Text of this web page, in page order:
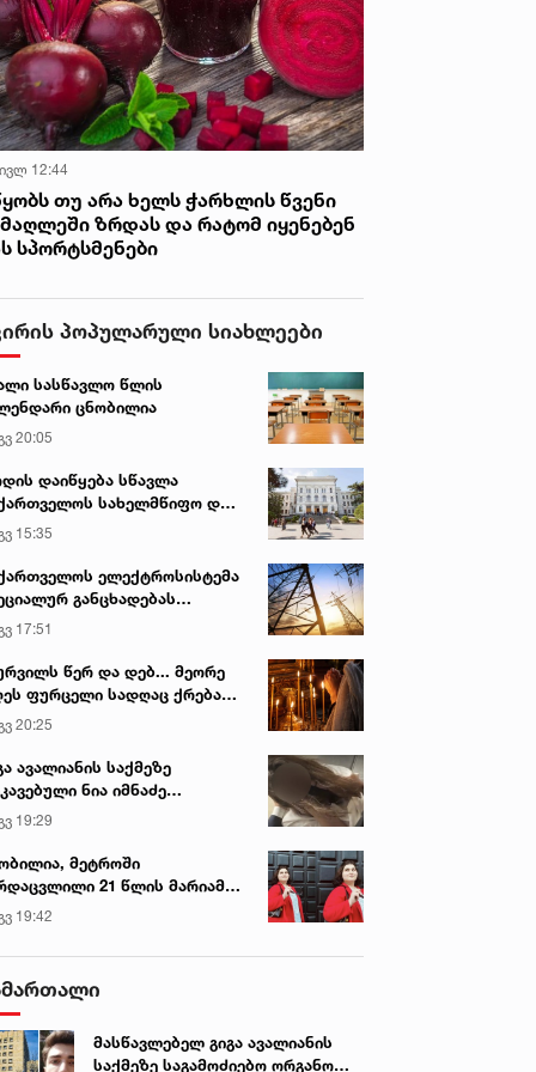
2023 • 13:37
ზუგდიდში
ავტოსაგზაო
ფაქტზე
დაიწყო
6 იან. 2023 • 6:46
ჩუტყვავილას შემთხვევები
იმატებს - რას გვირჩევს
პედიატრი
12:44
თუ არა ხელს ჭარხლის წვენი
ზრდას და რატომ იყენებენ
სპორტსმენები
პოპულარული სიახლეები
სასწავლო წლის
ცნობილია
20:05
დაიწყება სწავლა
სახელმწიფო და
უნივერსიტეტებში
15:35
ელექტროსისტემა
განცხადებას
17:51
წერ და დებ... მეორე
ფურცელი სადღაც ქრება
სურვილი სრულდება...“ -
ტაძარი შიდა
20:25
ავალიანის საქმეზე
ნია იმნაძე
გადაჰყავთ
19:29
მეტროში
21 წლის მარიამ
ექსპერტიზის
19:42
მასწავლებელ გიგა ავალიანის
საქმეზე საგამოძიებო ორგანო